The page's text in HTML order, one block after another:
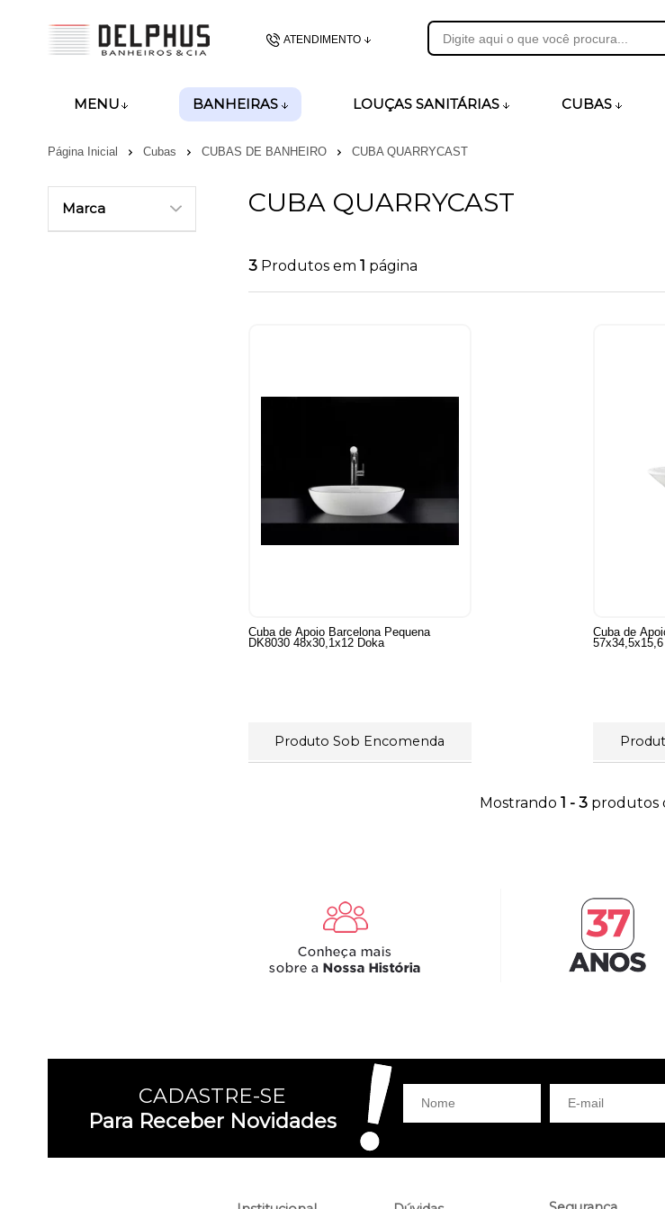
ATENDIMENTO
(48)99989-8028
MENU BANHEIRAS LOUÇAS SANITÁRIAS CUBAS
Página Inicial Cubas CUBAS DE BANHEIRO CUBA QUARRYCAST
Marca CUBA QUARRYCAST
3 Produtos em 1 página
Cuba de Apoio Barcelona Pequena
DK8030 48x30,1x12 Doka
Produto Sob Encomenda
Cuba de
Mostrando 1 - 3 produtos
CADASTRE-SE
Para Receber Novidades